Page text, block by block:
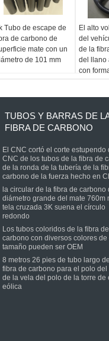
Tubo de escape de
de carbono de
mate con un
de 101 mm
El alto
del
de la
del llano
con
puede
TUBOS Y BARRAS DE
FIBRA DE CARBONO
El CNC cortó el corte estupendo
CNC de los tubos de la fibra de
de la ronda de la tubería de la
carbono de la fuerza hecho en
la circular de la fibra de carbono
diámetro grande del mate 760m
tela cruzada 3K suena el círculo
redondo
Los tubos coloridos de la fibra de
carbono con diversos colores de
tamaño pueden ser OEM
8 metros 26 pies de tubo largo
fibra de carbono para el polo del
de la vela del polo de la torre de
eólica